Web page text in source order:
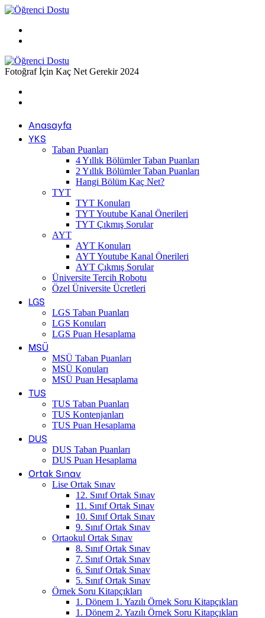
...
Fotoğraf İçin Kaç Net Gerekir 2024
Anasayfa
YKS
Taban Puanları
4 Yıllık Bölümler Taban Puanları
2 Yıllık Bölümler Taban Puanları
Hangi Bölüm Kaç Net?
TYT
TYT Konuları
TYT Youtube Kanal Önerileri
TYT Çıkmış Sorular
AYT
AYT Konuları
AYT Youtube Kanal Önerileri
AYT Çıkmış Sorular
Üniversite Tercih Robotu
Özel Üniversite Ücretleri
LGS
LGS Taban Puanları
LGS Konuları
LGS Puan Hesaplama
MSÜ
MSÜ Taban Puanları
MSÜ Konuları
MSÜ Puan Hesaplama
TUS
TUS Taban Puanları
TUS Kontenjanları
TUS Puan Hesaplama
DUS
DUS Taban Puanları
DUS Puan Hesaplama
Ortak Sınav
Lise Ortak Sınav
12. Sınıf Ortak Sınav
11. Sınıf Ortak Sınav
10. Sınıf Ortak Sınav
9. Sınıf Ortak Sınav
Ortaokul Ortak Sınav
8. Sınıf Ortak Sınav
7. Sınıf Ortak Sınav
6. Sınıf Ortak Sınav
5. Sınıf Ortak Sınav
Örnek Soru Kitapçıkları
1. Dönem 1. Yazılı Örnek Soru Kitapçıkları
1. Dönem 2. Yazılı Örnek Soru Kitapçıkları